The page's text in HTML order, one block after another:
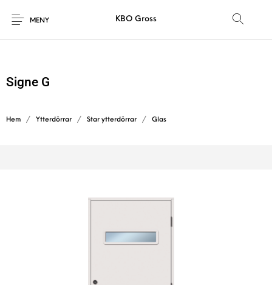
MENY KBO Gross
Signe G
Hem / Ytterdörrar / Star ytterdörrar / Glas